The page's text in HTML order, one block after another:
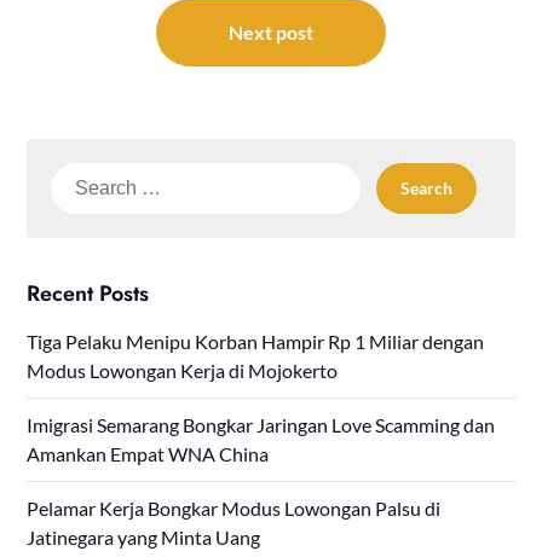
Next post
Search
Recent Posts
Tiga Pelaku Menipu Korban Hampir Rp 1 Miliar dengan
Modus Lowongan Kerja di Mojokerto
Imigrasi Semarang Bongkar Jaringan Love Scamming dan
Amankan Empat WNA China
Pelamar Kerja Bongkar Modus Lowongan Palsu di
Jatinegara yang Minta Uang